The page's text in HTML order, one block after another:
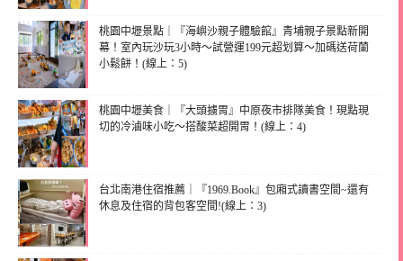
桃園中壢景點｜『海嶼沙親子體驗館』青埔親子景點新開
幕！室內玩沙玩3小時～試營運199元超划算～加碼送荷蘭
小鬆餅！(線上：5)
桃園中壢美食｜『大頭擄胃』中原夜市排隊美食！現點現
切的冷滷味小吃～搭酸菜超開胃！(線上：4)
台北南港住宿推薦｜『1969.Book』包廂式讀書空間~還有
休息及住宿的背包客空間!(線上：3)